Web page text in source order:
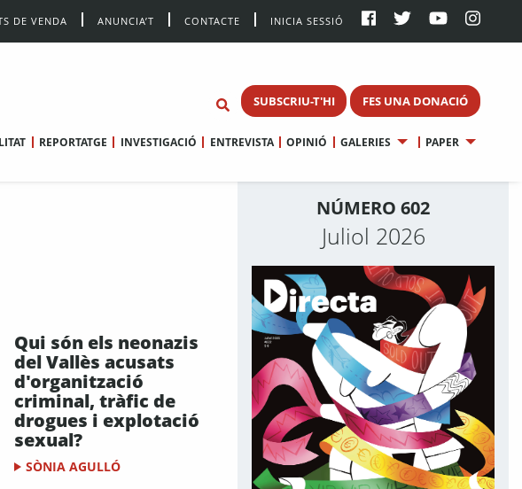
DE VENDA ANUNCIA’T CONTACTE INICIA SESSIÓ
SUBSCRIU-T'HI FES UNA DONACIÓ
REPORTATGE INVESTIGACIÓ ENTREVISTA OPINIÓ GALERIES PAPER
Qui són els neonazis
del Vallès acusats
d'organització
criminal, tràfic de
drogues i explotació
sexual?
SÒNIA AGULLÓ
NÚMERO 602
Juliol 2026